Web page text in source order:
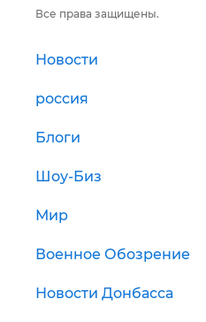
Все права защищены.
Новости
россия
Блоги
Шоу-Биз
Мир
Военное Обозрение
Новости Донбасса